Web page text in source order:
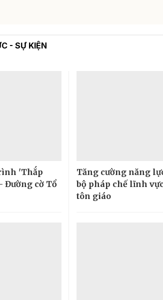
- SỰ KIỆN
'Thắp
Đường cờ Tổ
Tăng cường năng
bộ pháp chế lĩnh
tôn giáo